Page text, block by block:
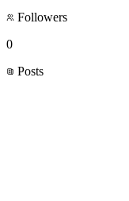
Followers
0
Posts